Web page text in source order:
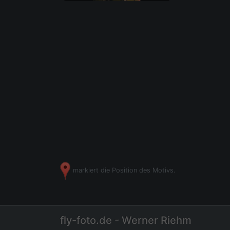
markiert die Position des Motivs.
fly-foto.de - Werner Riehm